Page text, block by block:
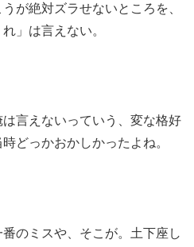
が絶対ズラせないところを、
」は言えない。
は言えないっていう、変な格好
どっかおかしかったよね。
番のミスや、そこが。土下座し